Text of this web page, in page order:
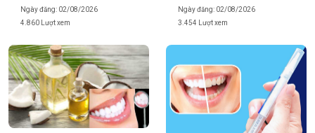
Ngày đăng: 02/08/2026
4.860 Lượt xem
Ngày đăng: 02/08/2026
3.454 Lượt xem